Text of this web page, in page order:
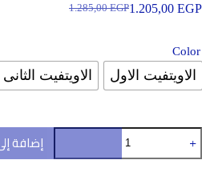
1.285,00EGP
السعر
1.285,00 EGP.
1.205,00 EGP
السعر
1.205,00 EGP.
Color
الاويتفيت الاول الاويتفيت الثانى
أوت
فيت
إضافة